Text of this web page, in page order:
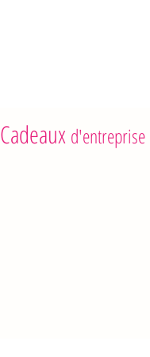
Cadeaux d'entreprise